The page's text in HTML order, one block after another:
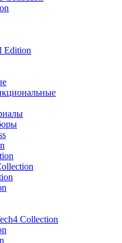
Edition
Collection